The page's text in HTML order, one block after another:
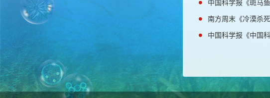
中国科学报《斑马鱼
南方周末《冷漠杀死
中国科学报《中国